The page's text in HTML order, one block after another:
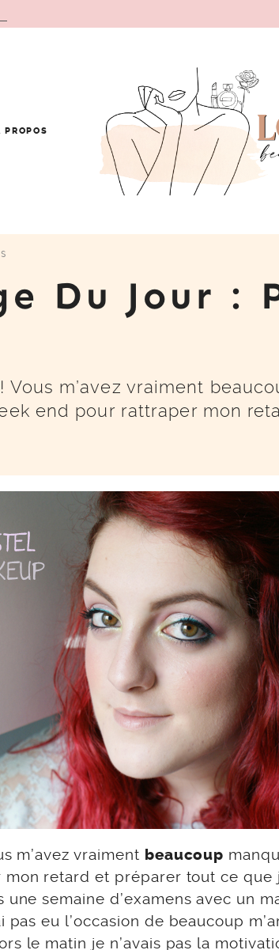
PROPOS
Du Jour :
m’avez vraiment
end pour rattraper mon
m’avez vraiment beaucoup
retard et préparer tout ce que
une semaine d’examens avec un
pas eu l’occasion de beaucoup
le matin je n’avais pas la